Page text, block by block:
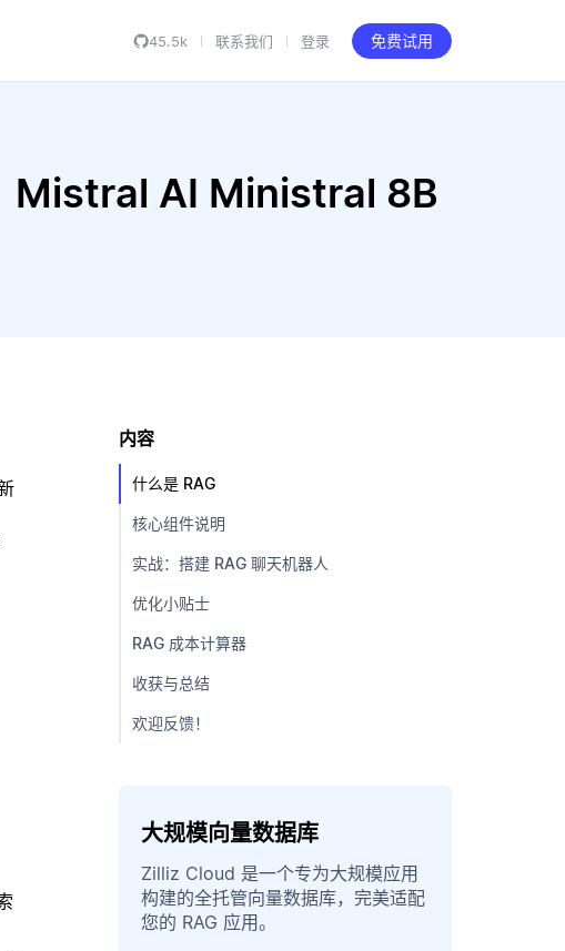
45.5k 联系我们 登录 免费试用
Mistral AI Ministral 8B
内容
什么是 RAG
核心组件说明
实战：搭建 RAG 聊天机器人
优化小贴士
RAG 成本计算器
收获与总结
欢迎反馈！
大规模向量数据库
Zilliz Cloud 是一个专为大规模应用
构建的全托管向量数据库，完美适配
您的 RAG 应用。